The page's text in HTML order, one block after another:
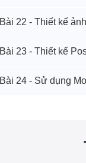
Bài 22 - Thiết kế
Bài 23 - Thiết kế
Bài 24 - Sử dụng